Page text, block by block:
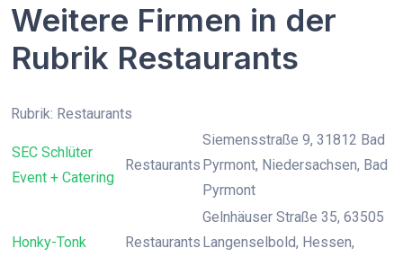
Weitere Firmen in der
Rubrik Restaurants
Rubrik: Restaurants
SEC Schlüter
Event + Catering
Restaurants
Siemensstraße 9, 31812 Bad
Pyrmont, Niedersachsen, Bad
Pyrmont
Honky-Tonk Restaurants
Gelnhäuser Straße 35, 63505
Langenselbold, Hessen,